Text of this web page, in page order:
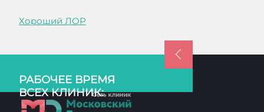
Хороший ЛОР
РАБОЧЕЕ ВРЕМЯ
ВСЕХ КЛИНИК: